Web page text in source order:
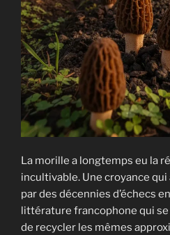
La morille a longtemps eu la
incultivable. Une croyance
par des décennies d’échecs
littérature francophone qui
de recycler les mêmes